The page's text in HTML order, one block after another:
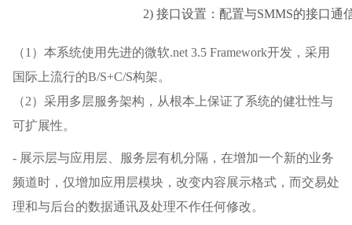
2) 接口设置：配置与SMMS的接口通
（1 ）本系统使用先进的微软.net 3.5 Framework开发，采用
国际上流行的B/S+C/S构架。
（2）采用多层服务架构，从根本上保证了系统的健壮性与
可扩展性。
- 展示层与应用层、服务层有机分隔，在增加一个新的业务
频道时，仅增加应用层模块，改变内容展示格式，而交易处
理和与后台的数据通讯及处理不作任何修改。